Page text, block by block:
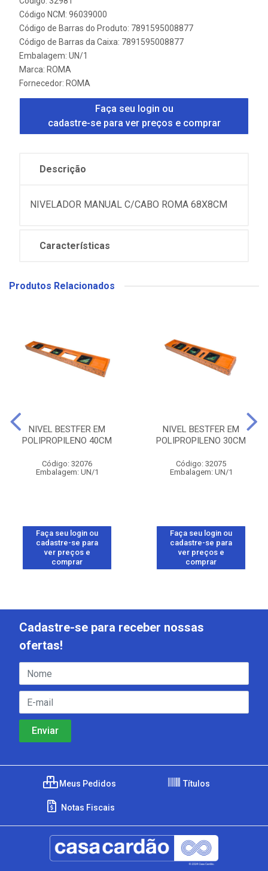
Código NCM: 96039000
Código de Barras do Produto: 7891595008877
Código de Barras da Caixa: 7891595008877
Embalagem: UN/1
Marca: ROMA
Fornecedor: ROMA
Faça seu login ou
cadastre-se para ver preços e comprar
Descrição
NIVELADOR MANUAL C/CABO ROMA 68X8CM
Características
Produtos Relacionados
NIVEL BESTFER EM
POLIPROPILENO 40CM
Código: 32076
Embalagem: UN/1
Faça seu login ou
cadastre-se para
ver preços e
comprar
NIVEL BESTFER EM
POLIPROPILENO 30CM
Código: 32075
Embalagem: UN/1
Faça seu login ou
cadastre-se para
ver preços e
comprar
Cadastre-se para receber nossas
ofertas!
Meus Pedidos Títulos
Notas Fiscais